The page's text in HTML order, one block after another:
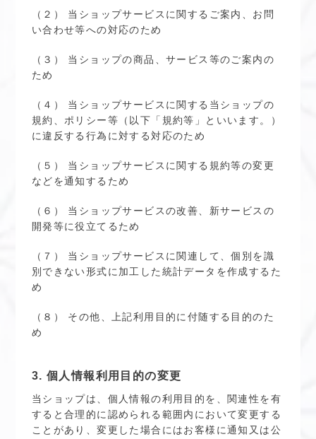
（２） 当ショップサービスに関するご案内、お問
い合わせ等への対応のため
（３） 当ショップの商品、サービス等のご案内の
ため
（４） 当ショップサービスに関する当ショップの
規約、ポリシー等（以下「規約等」といいます。）
に違反する行為に対する対応のため
（５） 当ショップサービスに関する規約等の変更
などを通知するため
（６） 当ショップサービスの改善、新サービスの
開発等に役立てるため
（７） 当ショップサービスに関連して、個別を識
別できない形式に加工した統計データを作成するた
め
（８） その他、上記利用目的に付随する目的のた
め
3. 個人情報利用目的の変更
当ショップは、個人情報の利用目的を、関連性を有
すると合理的に認められる範囲内において変更する
ことがあり、変更した場合にはお客様に通知又は公